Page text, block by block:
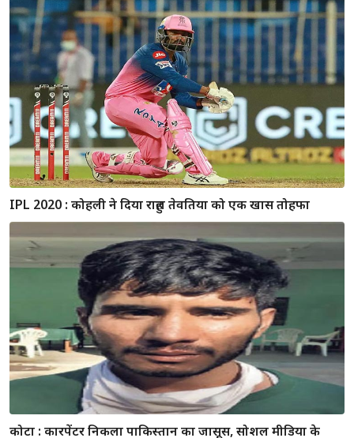
राजस्थान / पिछले 24 घंटे में मिले कोरोना के 2165 नए मरीज, 14 की
मौत; जयपुर में सबसे ज्यादा 450 मिले
कोरोनाकाल में पटाखों पर बैन की उठी मांग, SMS के डॉक्टर्स ने लिखा
पत्र, मानवाधिकार आयोग ने दी सहमति